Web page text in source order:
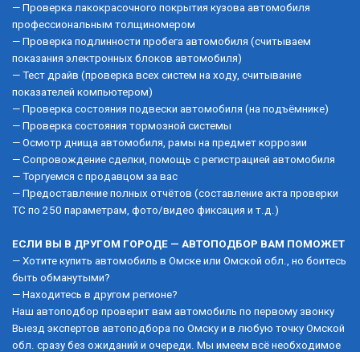
— Проверка лакокрасочного покрытия кузова автомобиля
профессиональным толщиномером
— Проверка подлинности пробега автомобиля (считываем
показания электронных блоков автомобиля)
— Тест драйв (проверка всех систем на ходу, считывание
показателей компьютером)
— Проверка состояния подвески автомобиля (на подъёмнике)
— Проверка состояния тормозной системы
— Осмотр днища автомобиля, рамы на предмет коррозии
— Сопровождение сделки, помощь с регистрацией автомобиля
— Торгуемся с продавцом за вас
— Предоставление полных отчётов (составление акта проверки
ТС по 250 параметрам, фото/видео фиксация и т.д.)
ЕСЛИ ВЫ В ДРУГОМ ГОРОДЕ — АВТОПОДБОР ВАМ ПОМОЖЕТ
— Хотите купить автомобиль в Омске или Омской обл., но боитесь
быть обманутыми?
— Находитесь в другом регионе?
Наш автоподбор проверит вам автомобиль по первому звонку
Выезд экспертов автоподбора по Омску и в любую точку Омской
обл. сразу без ожиданий и очереди. Мы имеем всё необходимое